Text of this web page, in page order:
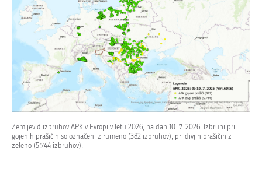
Zemljevid izbruhov APK v Evropi v letu 2026, na dan 10. 7. 2026. Izbruhi pri
gojenih prašičih so označeni z rumeno (382 izbruhov), pri divjih prašičih z
zeleno (5.744 izbruhov).